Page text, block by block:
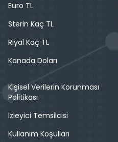
Euro TL
Sterin Kaç TL
Riyal Kaç TL
Kanada Doları
Kişisel Verilerin Korunması
Politikası
İzleyici Temsilcisi
Kullanım Koşulları